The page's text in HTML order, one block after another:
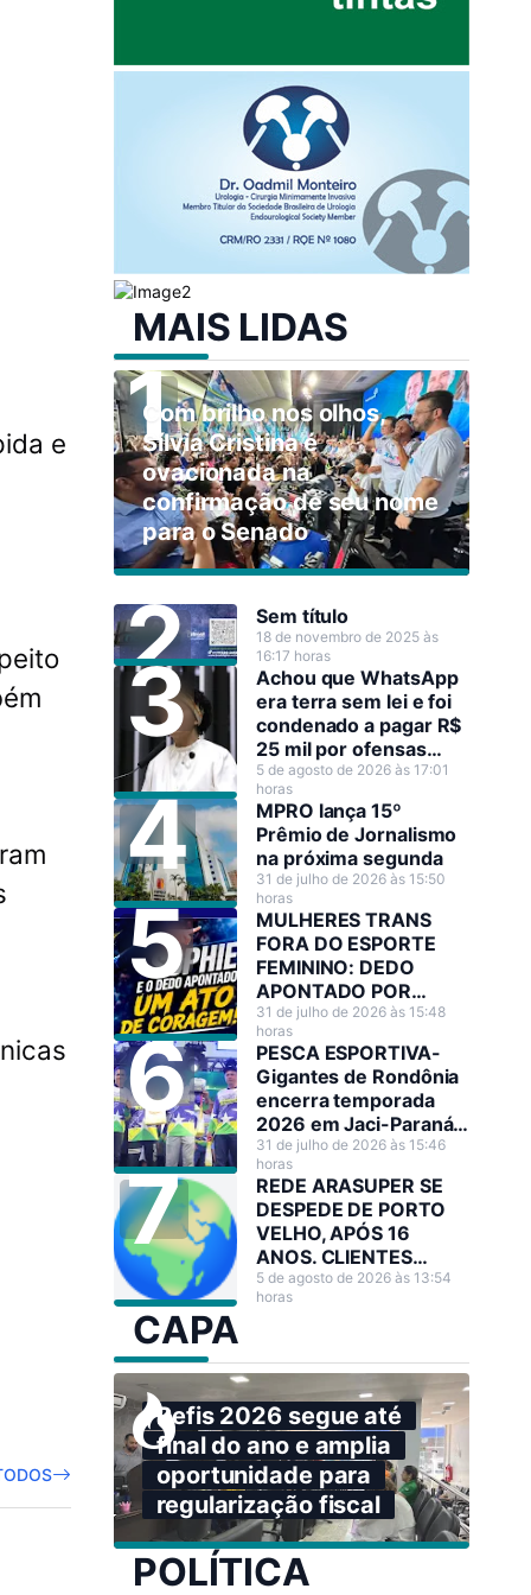
e
MAIS LIDAS
Com brilho nos olhos,
Sílvia Cristina é
ovacionada na
confirmação de seu nome
para o Senado
Sem título
18 de novembro de 2025 às
16:17 horas
Achou que WhatsApp
era terra sem lei e foi
condenado a pagar R$
25 mil por ofensas
raciais contra Sílvia
Cristina
5 de agosto de 2026 às 17:01
horas
MPRO lança 15º
Prêmio de Jornalismo
na próxima segunda
31 de julho de 2026 às 15:50
horas
MULHERES TRANS
FORA DO ESPORTE
FEMININO: DEDO
APONTADO POR
JOGADORA DE
BASQUETE A TORNOU
HEROÍNA NO SEU PAÍS
31 de julho de 2026 às 15:48
horas
PESCA ESPORTIVA-
Gigantes de Rondônia
encerra temporada
2026 em Jaci-Paraná
com mais R$ 130 mil
em premiações
31 de julho de 2026 às 15:46
horas
REDE ARASUPER SE
DESPEDE DE PORTO
VELHO, APÓS 16
ANOS. CLIENTES
LAMENTAM A
DECISÃO!
5 de agosto de 2026 às 13:54
horas
CAPA
Refis 2026 segue até
final do ano e amplia
oportunidade para
regularização fiscal
POLÍTICA